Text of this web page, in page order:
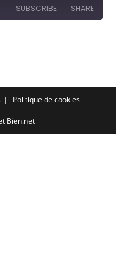
SUBSCRIBE SHARE
Politique de cookies
Bien.net